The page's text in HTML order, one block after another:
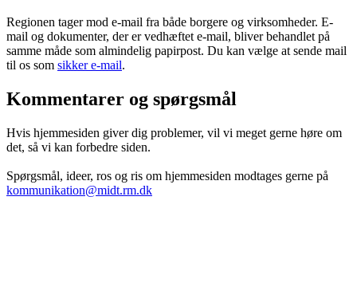
Regionen tager mod e-mail fra både borgere og virksomheder. E-
mail og dokumenter, der er vedhæftet e-mail, bliver behandlet på
samme måde som almindelig papirpost. Du kan vælge at sende mail
til os som sikker e-mail.
Kommentarer og spørgsmål
Hvis hjemmesiden giver dig problemer, vil vi meget gerne høre om
det, så vi kan forbedre siden.
Spørgsmål, ideer, ros og ris om hjemmesiden modtages gerne på
kommunikation@midt.rm.dk